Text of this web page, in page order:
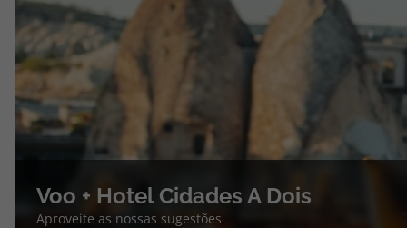
Voo + Hotel Cidades A Dois
Aproveite as nossas sugestões